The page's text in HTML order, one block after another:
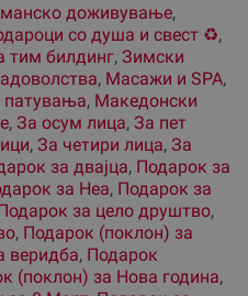
доживување,
со душа и свест ♻️,
тим билдинг, Зимски
, Масажи и SPA,
патувања, Македонски
, За осум лица, За пет
, За четири лица, За
за двајца, Подарок за
за Неа, Подарок за
за цело друштво,
, Подарок (поклон) за
веридба, Подарок
(поклон) за Нова година,